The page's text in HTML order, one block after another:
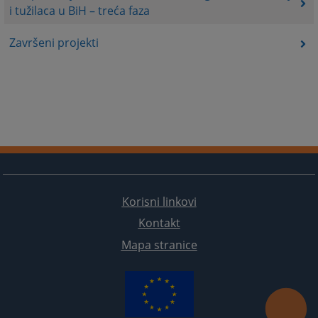
i tužilaca u BiH – treća faza
Završeni projekti
Korisni linkovi
Kontakt
Mapa stranice